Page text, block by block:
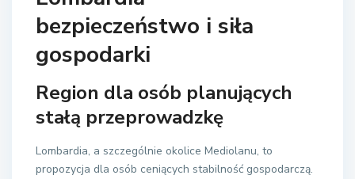
bezpieczeństwo i siła
gospodarki
Region dla osób planujących
stałą przeprowadzkę
Lombardia, a szczególnie okolice Mediolanu, to
propozycja dla osób ceniących stabilność gospodarczą.